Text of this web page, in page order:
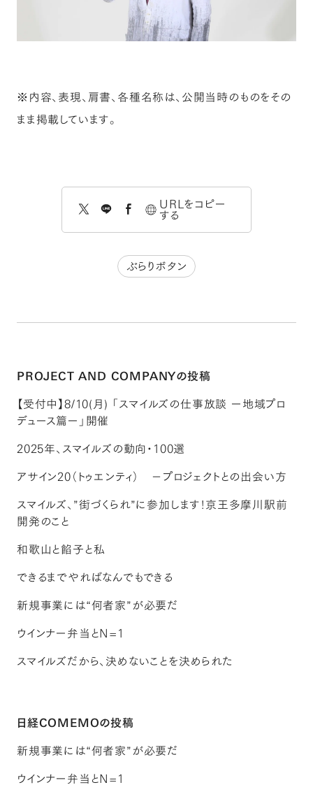
※内容、表現、肩書、各種名称は、公開当時のものをその
まま掲載しています。
URLをコピー
する
ぶらりボタン
PROJECT AND COMPANYの投稿
【受付中】8/10(月) 「スマイルズの仕事放談 ー地域プロ
デュース篇ー」開催
2025年、スマイルズの動向・100選
アサイン20（トゥエンティ） －プロジェクトとの出会い方
スマイルズ、”街づくられ”に参加します！京王多摩川駅前
開発のこと
和歌山と餡子と私
できるまでやればなんでもできる
新規事業には“何者家”が必要だ
ウインナー弁当とN=1
スマイルズだから、決めないことを決められた
日経COMEMOの投稿
新規事業には“何者家”が必要だ
ウインナー弁当とN=1